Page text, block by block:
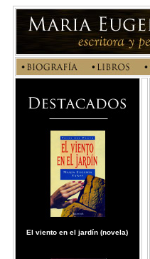
El viento en el jardín (novela)